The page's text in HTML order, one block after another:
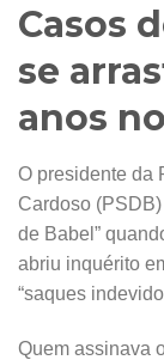
Casos
se
anos
O presidente da
Cardoso
de Babel”
abriu inquérito
“saques
Quem assinava